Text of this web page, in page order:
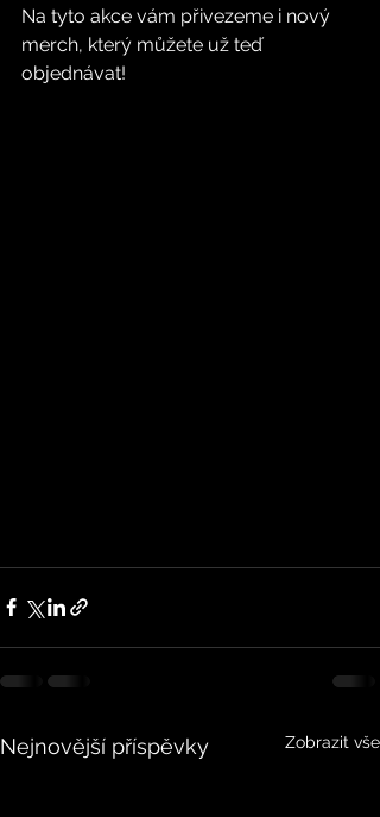
Na tyto akce vám přivezeme i nový
merch, který můžete už teď
objednávat!
Nejnovější příspěvky Zobrazit vše